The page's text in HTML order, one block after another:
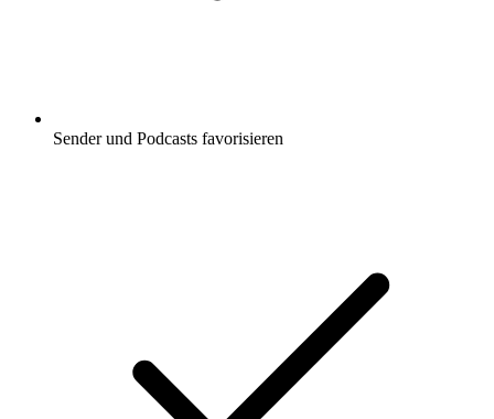
Sender und Podcasts favorisieren